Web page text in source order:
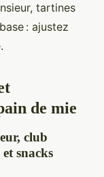
tartines
: ajustez
de mie
club
snacks